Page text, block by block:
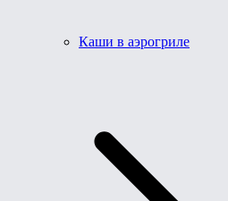
Каши в аэрогриле